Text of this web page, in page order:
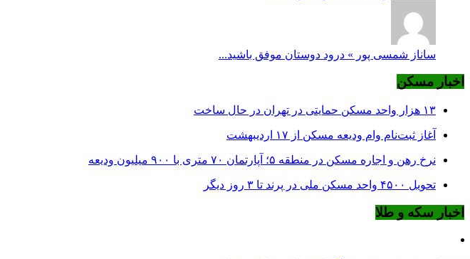
ساناز شمسی پور » درود دوستان موفق باشید...
اخبار مسکن
۱۳ هزار واحد مسکن حمایتی در تهران در حال ساخت
آغاز ثبت‌نام وام ودیعه مسکن از ۱۷ اردیبهشت
نرخ‌ رهن و اجاره مسکن در منطقه ۵؛ آپارتمان ۷۰ متری با ۹۰۰ میلیون ودیعه
تحویل ۴۵۰۰ واحد مسکن ملی در پرند تا ۳ روز دیگر
اخبار سکه و طلا